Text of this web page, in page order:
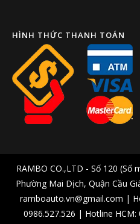
HÌNH THỨC THANH TOÁN
RAMBO CO.,LTD - Số 120 (Số
Phường Mai Dịch, Quận Cầu
ramboauto.vn@gmail.com |
0986.527.526 | Hotline HCM: